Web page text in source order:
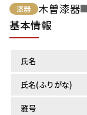
漆器 木曽漆器
基本情報
氏名
氏名(ふりがな)
雅号